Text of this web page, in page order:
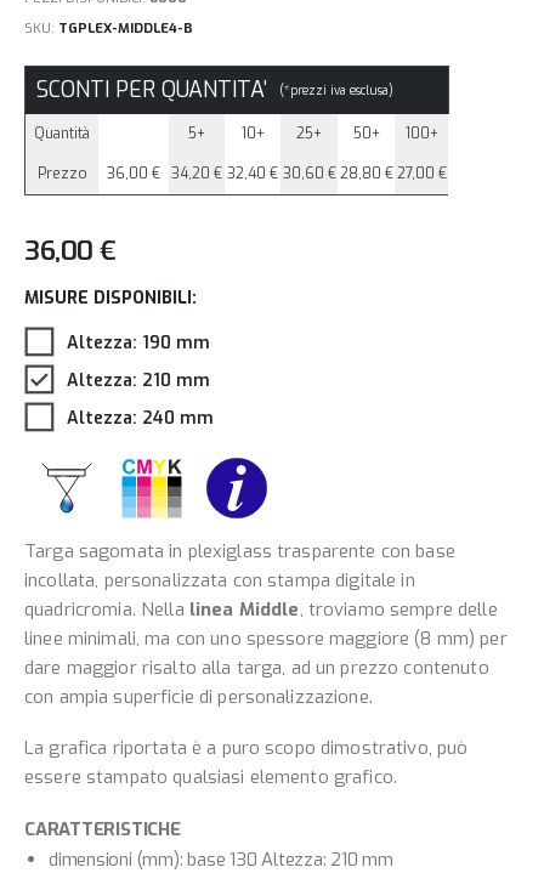
SKU TGPLEX-MIDDLE4-B
SCONTI PER QUANTITA' (*prezzi iva esclusa)
Quantità 5+ 10+ 25+ 50+ 100+
Prezzo 36,00 € 34,20 € 32,40 € 30,60 € 28,80 € 27,00 €
36,00 €
MISURE DISPONIBILI:
Altezza: 190 mm
Altezza: 210 mm
Altezza: 240 mm
Targa sagomata in plexiglass trasparente con base
incollata, personalizzata con stampa digitale in
quadricromia. Nella linea Middle, troviamo sempre delle
linee minimali, ma con uno spessore maggiore (8 mm) per
dare maggior risalto alla targa, ad un prezzo contenuto
con ampia superficie di personalizzazione.
La grafica riportata è a puro scopo dimostrativo, può
essere stampato qualsiasi elemento grafico.
CARATTERISTICHE
dimensioni (mm): base 130 Altezza: 210 mm